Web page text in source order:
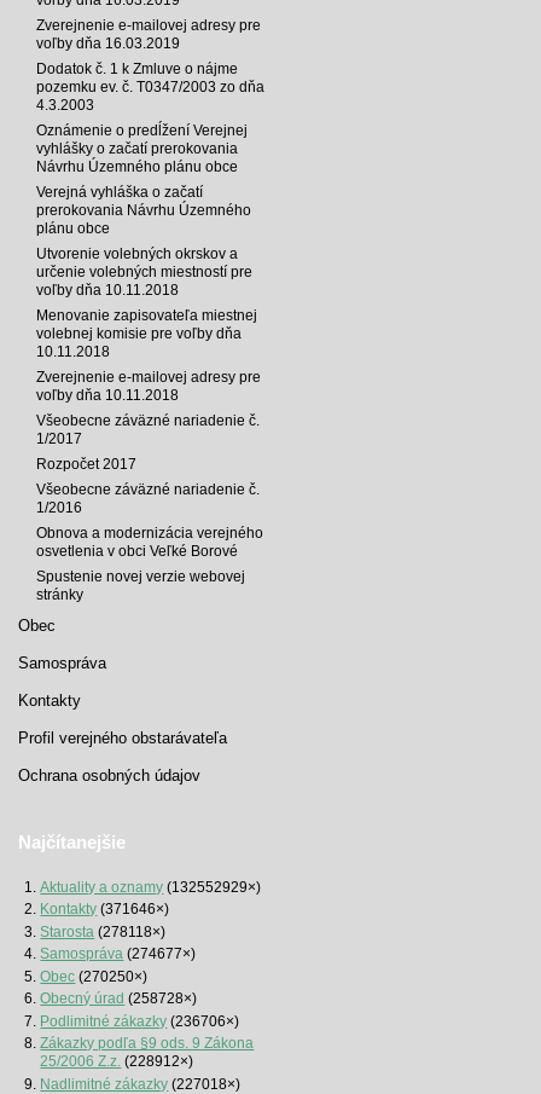
Zverejnenie e-mailovej adresy pre
voľby dňa 16.03.2019
Dodatok č. 1 k Zmluve o nájme
pozemku ev. č. T0347/2003 zo dňa
4.3.2003
Oznámenie o predĺžení Verejnej
vyhlášky o začatí prerokovania
Návrhu Územného plánu obce
Verejná vyhláška o začatí
prerokovania Návrhu Územného
plánu obce
Utvorenie volebných okrskov a
určenie volebných miestností pre
voľby dňa 10.11.2018
Menovanie zapisovateľa miestnej
volebnej komisie pre voľby dňa
10.11.2018
Zverejnenie e-mailovej adresy pre
voľby dňa 10.11.2018
Všeobecne záväzné nariadenie č.
1/2017
Rozpočet 2017
Všeobecne záväzné nariadenie č.
1/2016
Obnova a modernizácia verejného
osvetlenia v obci Veľké Borové
Spustenie novej verzie webovej
stránky
Obec
Samospráva
Kontakty
Profil verejného obstarávateľa
Ochrana osobných údajov
Najčítanejšie
Aktuality a oznamy (132552929×)
Kontakty (371646×)
Starosta (278118×)
Samospráva (274677×)
Obec (270250×)
Obecný úrad (258728×)
Podlimitné zákazky (236706×)
Zákazky podľa §9 ods. 9 Zákona
25/2006 Z.z. (228912×)
Nadlimitné zákazky (227018×)